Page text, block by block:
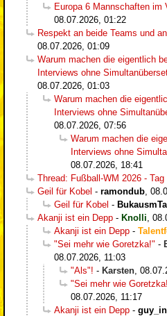
Europa 6 Mannschaften im
08.07.2026, 01:22
Respekt an beide Teams und
08.07.2026, 01:09
Warum machen die eigentlich
Interviews ohne
08.07.2026, 01:03
Warum machen die
Interviews ohne
08.07.2026, 07:56
Warum machen die
Interviews ohne
08.07.2026, 18:41
Thread: Fußball-WM 2026 - Tag
Geil für Kobel - ramondub
Geil für Kobel - BukausmTal
Akanji ist ein Depp - Knolli
Akanji ist ein Depp -
"Sei mehr wie Goretzka!" -
08.07.2026, 11:03
"Als"! - Karsten
"Sei mehr wie
08.07.2026, 11:17
Akanji ist ein Depp -